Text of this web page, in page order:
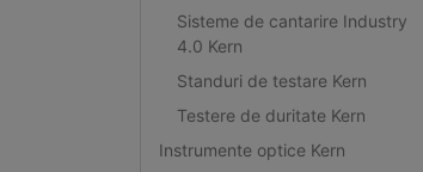
Sisteme de cantarire Industry
4.0 Kern
Standuri de testare Kern
Testere de duritate Kern
Instrumente optice Kern